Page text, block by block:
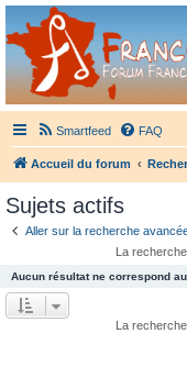
France
Didgeridoo et Guimbarde sur
Smartfeed FAQ
Accueil du forum
Sujets actifs
Aller sur la recherche
La
Aucun résultat ne correspond
La